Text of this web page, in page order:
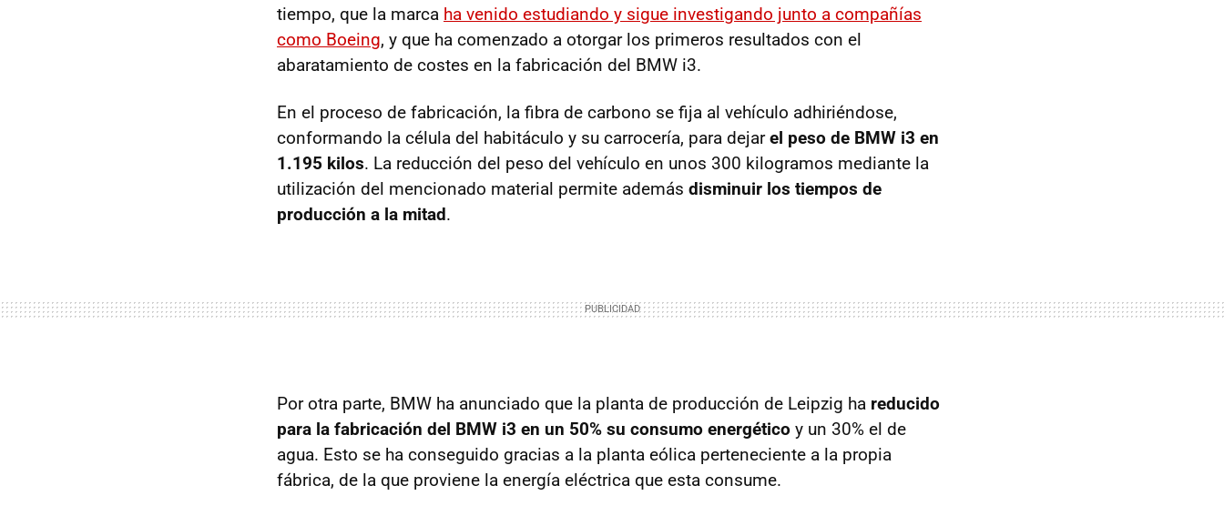
tiempo, que la marca ha venido estudiando y sigue investigando junto a compañías
como Boeing, y que ha comenzado a otorgar los primeros resultados con el
abaratamiento de costes en la fabricación del BMW i3.
En el proceso de fabricación, la fibra de carbono se fija al vehículo adhiriéndose,
conformando la célula del habitáculo y su carrocería, para dejarel peso de BMW i3 en
1.195 kilos. La reducción del peso del vehículo en unos 300 kilogramos mediante la
utilización del mencionado material permite además disminuir los tiempos de
producción a la mitad.
Por otra parte, BMW ha anunciado que la planta de producción de Leipzig ha reducido
para la fabricación del BMW i3 en un 50% su consumo energético y un 30% el de
agua. Esto se ha conseguido gracias a la planta eólica perteneciente a la propia
fábrica, de la que proviene la energía eléctrica que esta consume.